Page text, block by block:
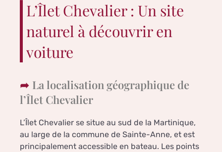
L’Îlet Chevalier : Un site
naturel à découvrir en
voiture
La localisation géographique de
l’Îlet Chevalier
L’Îlet Chevalier se situe au sud de la Martinique,
au large de la commune de Sainte-Anne, et est
principalement accessible en bateau. Les points